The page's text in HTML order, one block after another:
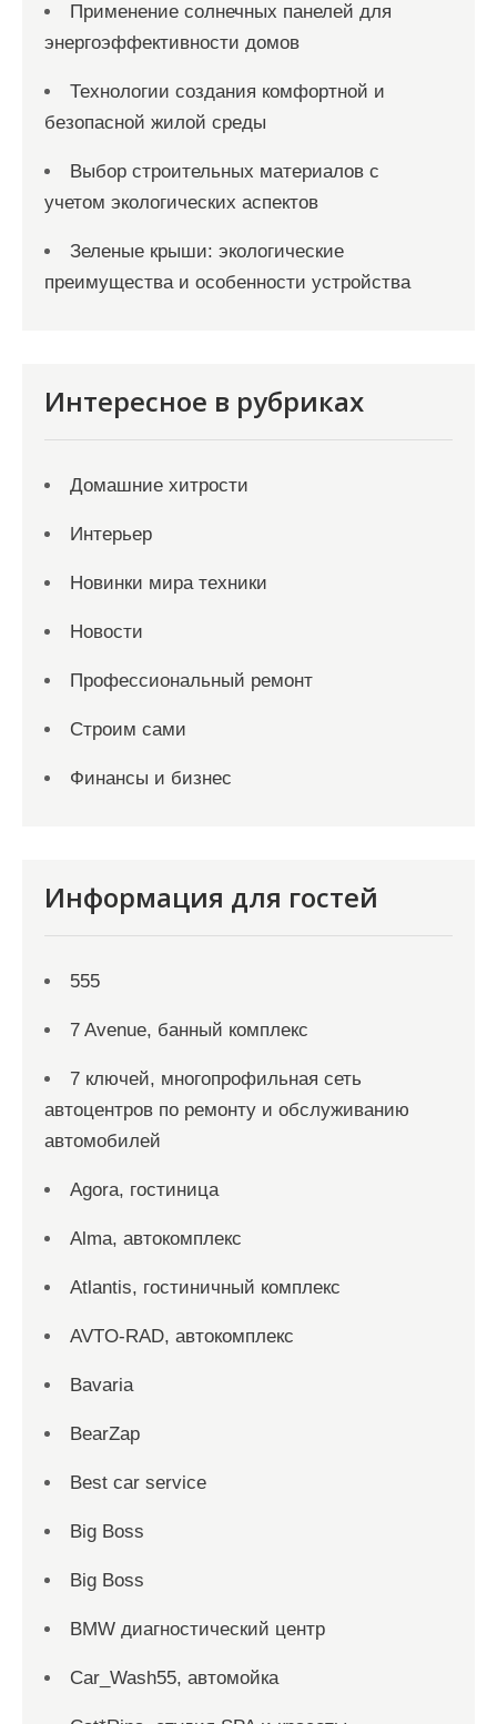
Применение солнечных панелей для
энергоэффективности домов
Технологии создания комфортной и
безопасной жилой среды
Выбор строительных материалов с
учетом экологических аспектов
Зеленые крыши: экологические
преимущества и особенности устройства
Интересное в рубриках
Домашние хитрости
Интерьер
Новинки мира техники
Новости
Профессиональный ремонт
Строим сами
Финансы и бизнес
Информация для гостей
555
7 Avenue, банный комплекс
7 ключей, многопрофильная сеть
автоцентров по ремонту и обслуживанию
автомобилей
Agora, гостиница
Alma, автокомплекс
Atlantis, гостиничный комплекс
AVTO-RAD, автокомплекс
Bavaria
BearZap
Best car service
Big Boss
Big Boss
BMW диагностический центр
Car_Wash55, автомойка